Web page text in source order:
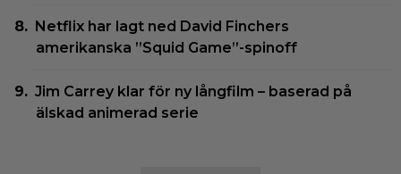
Netflix har lagt ned David Finchers
amerikanska ”Squid Game”-spinoff
Jim Carrey klar för ny långfilm – baserad på
älskad animerad serie